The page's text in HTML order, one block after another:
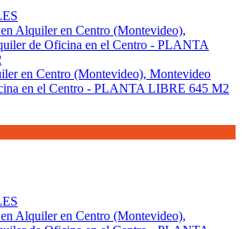
en Centro (Montevideo), Montevideo
en el Centro - PLANTA LIBRE 645 M2